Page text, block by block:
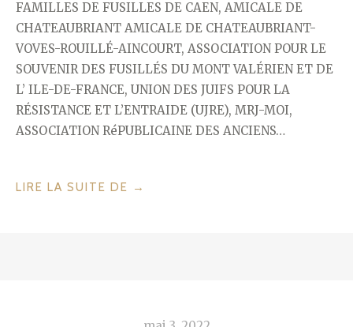
FAMILLES DE FUSILLES DE CAEN, AMICALE DE
CHATEAUBRIANT AMICALE DE CHATEAUBRIANT-
VOVES-ROUILLÉ-AINCOURT, ASSOCIATION POUR LE
SOUVENIR DES FUSILLÉS DU MONT VALÉRIEN ET DE
L’ ILE-DE-FRANCE, UNION DES JUIFS POUR LA
RÉSISTANCE ET L’ENTRAIDE (UJRE), MRJ-MOI,
ASSOCIATION RéPUBLICAINE DES ANCIENS…
LIRE LA SUITE DE « HOMMAGE
→